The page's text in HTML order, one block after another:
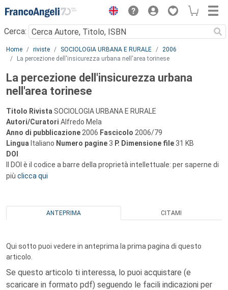
Menu
Cerca:
Main content
Home riviste SOCIOLOGIA URBANA E RURALE
2006
La percezione dell'insicurezza urbana nell'area torinese
La percezione dell'insicurezza urbana
nell'area torinese
Titolo Rivista SOCIOLOGIA URBANA E RURALE
Autori/Curatori Alfredo Mela
Anno di pubblicazione 2006 Fascicolo 2006/79
Lingua Italiano Numero pagine 3 P. Dimensione file 31 KB
DOI
Il DOI è il codice a barre della proprietà intellettuale: per saperne di
più clicca qui
ANTEPRIMA CITAMI
Qui sotto puoi vedere in anteprima la prima pagina di questo
articolo.
Se questo articolo ti interessa, lo puoi acquistare (e
scaricare in formato pdf) seguendo le facili indicazioni per